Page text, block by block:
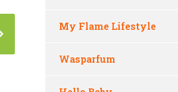
My Flame Lifestyle
Wasparfum